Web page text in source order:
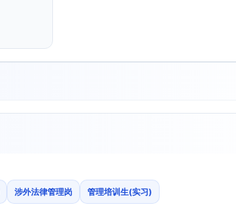
涉外法律管理岗 管理培训生(实习)